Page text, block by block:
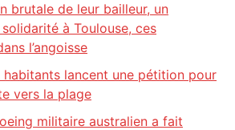
brutale de leur bailleur, un
à Toulouse, ces
l’angoisse
habitants lancent une pétition pour
vers la plage
militaire australien a fait